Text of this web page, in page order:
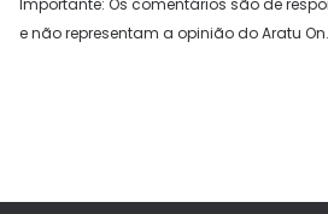
Importante: Os comentários são de
e não representam a opinião do Aratu On.